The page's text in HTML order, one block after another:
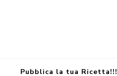
Pubblica la tua Ricetta!!!